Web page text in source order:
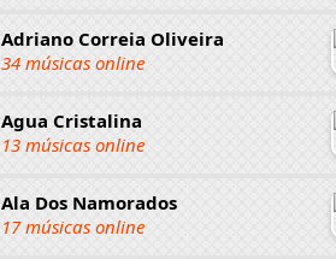
Adriano Correia Oliveira
34 músicas online
Agua Cristalina
13 músicas online
Ala Dos Namorados
17 músicas online